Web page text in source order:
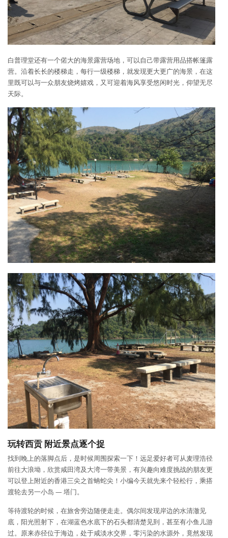
白普理堂还有一个偌大的海景露营场地，可以自己带露营用品搭帐篷露
营。沿着长长的楼梯走，每行一级楼梯，就发现更大更广的海景，在这
里既可以与一众朋友烧烤嬉戏，又可迎着海风享受悠闲时光，仰望无尽
天际。
玩转西贡 附近景点逐个捉
找到晚上的落脚点后，是时候周围探索一下！远足爱好者可从麦理浩径
前往大浪坳，欣赏咸田湾及大湾一带美景，有兴趣向难度挑战的朋友更
可以登上附近的香港三尖之首蚺蛇尖！小编今天就先来个轻松行，乘搭
渡轮去另一小岛 — 塔门。
等待渡轮的时候，在旅舍旁边随便走走。偶尔间发现岸边的水清澈见
底，阳光照射下，在湖蓝色水底下的石头都清楚见到，甚至有小鱼儿游
过。原来赤径位于海边，处于咸淡水交界，零污染的水源外，竟然发现